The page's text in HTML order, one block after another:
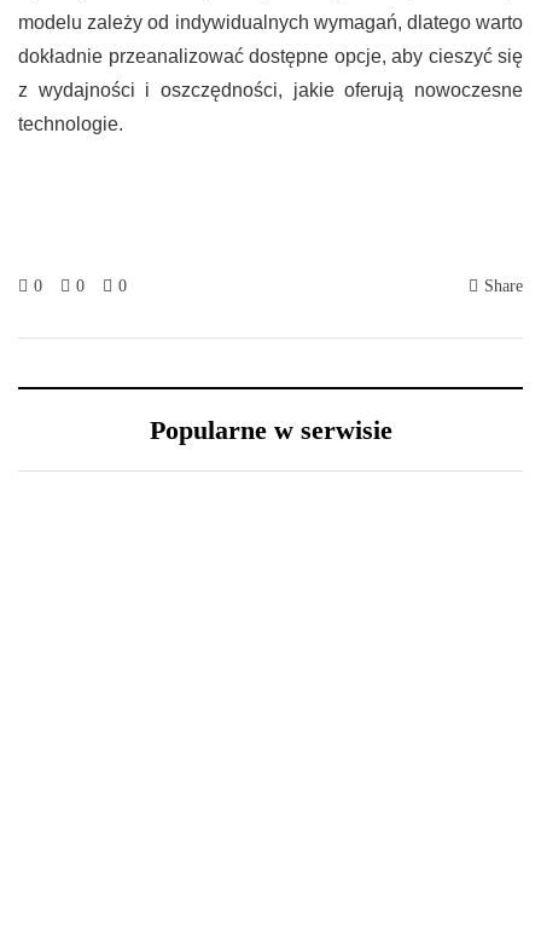
modelu zależy od indywidualnych wymagań, dlatego warto
dokładnie przeanalizować dostępne opcje, aby cieszyć się
z wydajności i oszczędności, jakie oferują nowoczesne
technologie.
0 0 0 Share
Popularne w serwisie